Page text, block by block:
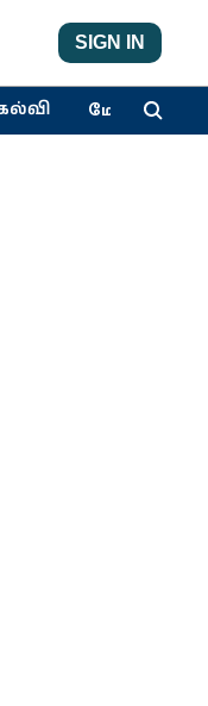
SIGN IN
மேலும்